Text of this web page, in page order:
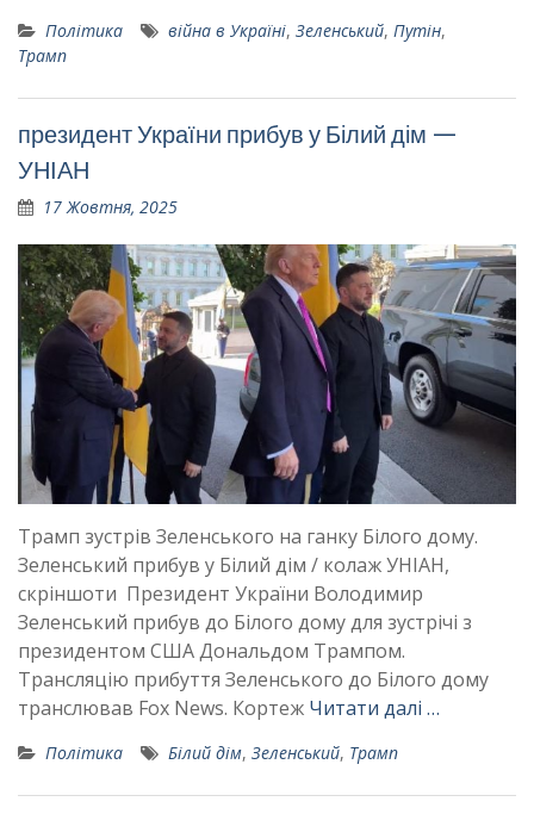
Політика війна в Україні, Зеленський, Путін,
Трамп
президент України прибув у Білий дім —
УНІАН
17 Жовтня, 2025
Трамп зустрів Зеленського на ганку Білого дому.
Зеленський прибув у Білий дім / колаж УНІАН,
скріншоти Президент України Володимир
Зеленський прибув до Білого дому для зустрічі з
президентом США Дональдом Трампом.
Трансляцію прибуття Зеленського до Білого дому
транслював Fox News. Кортеж Читати далі …
Політика Білий дім, Зеленський, Трамп